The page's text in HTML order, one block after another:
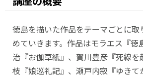
徳島を描いた作品をテーマごとに取
めていきます。作品はモラエス『徳
治『お伽草紙』、賀川豊彦『死線を
枝『娘巡礼記』、瀬戸内寂『ゆきて